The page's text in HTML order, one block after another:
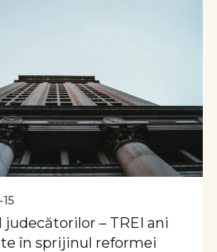
– TREI ani
în sprijinul reformei